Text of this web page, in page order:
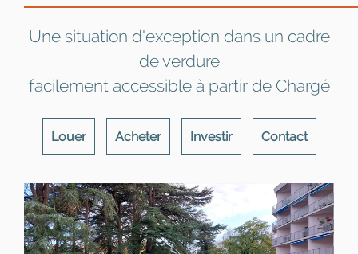
Une situation d'exception dans un cadre
de verdure
facilement accessible à partir de Chargé
Louer Acheter Investir Contact